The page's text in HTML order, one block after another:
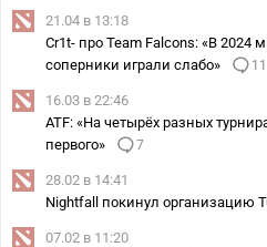
21.04 в 13:18
Cr1t- про Team Falcons: «В 2024
соперники играли слабо»
11
16.03 в 22:46
ATF: «На четырёх разных
первого»
7
28.02 в 14:41
Nightfall покинул организацию
07.02 в 11:20